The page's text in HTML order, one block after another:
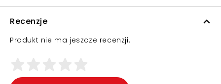
Recenzje
Produkt nie ma jeszcze recenzji.